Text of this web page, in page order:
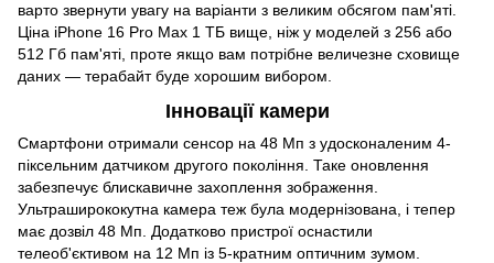
варто звернути увагу на варіанти з великим обсягом пам'яті.
Ціна iPhone 16 Pro Max 1 ТБ вище, ніж у моделей з 256 або
512 Гб пам'яті, проте якщо вам потрібне величезне сховище
даних — терабайт буде хорошим вибором.
Інновації камери
Смартфони отримали сенсор на 48 Мп з удосконаленим 4-
піксельним датчиком другого покоління. Таке оновлення
забезпечує блискавичне захоплення зображення.
Ультраширококутна камера теж була модернізована, і тепер
має дозвіл 48 Мп. Додатково пристрої оснастили
телеоб'єктивом на 12 Мп із 5-кратним оптичним зумом.